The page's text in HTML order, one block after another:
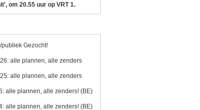
om 20.55 uur op VRT 1.
Gezocht!
alle plannen, alle zenders
alle plannen, alle zenders
alle plannen, alle zenders! (BE)
alle plannen, alle zenders! (BE)